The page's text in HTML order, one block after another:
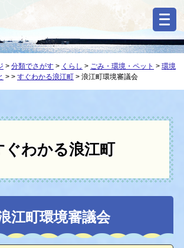
> 分類でさがす > くらし > ごみ・環境・ペット > 環境
> > すぐわかる浪江町 > 浪江町環境審議会
ぐわかる浪江町
江町環境審議会